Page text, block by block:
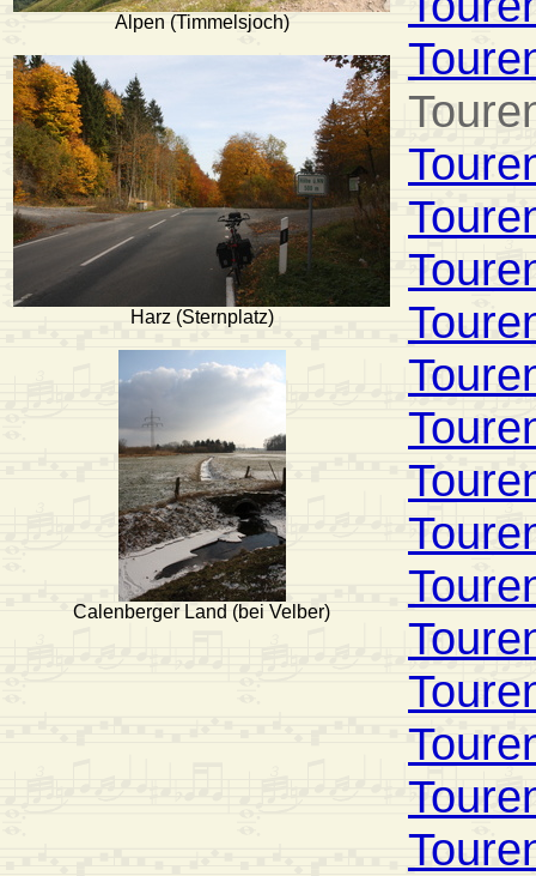
Alpen (Timmelsjoch)
Harz (Sternplatz)
Calenberger Land (bei Velber)